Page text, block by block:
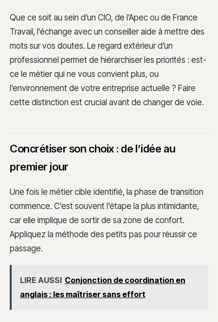
Que ce soit au sein d’un CIO, de l’Apec ou de France
Travail, l’échange avec un conseiller aide à mettre des
mots sur vos doutes. Le regard extérieur d’un
professionnel permet de hiérarchiser les priorités : est-
ce le métier qui ne vous convient plus, ou
l’environnement de votre entreprise actuelle ? Faire
cette distinction est crucial avant de changer de voie.
Concrétiser son choix : de l’idée au
premier jour
Une fois le métier cible identifié, la phase de transition
commence. C’est souvent l’étape la plus intimidante,
car elle implique de sortir de sa zone de confort.
Appliquez la méthode des petits pas pour réussir ce
passage.
LIRE AUSSI Conjonction de coordination en
anglais : les maîtriser sans effort